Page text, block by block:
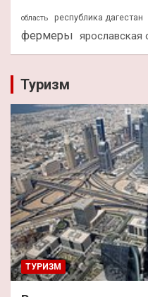
область республика дагестан
фермеры ярославская
Туризм
ТУРИЗМ